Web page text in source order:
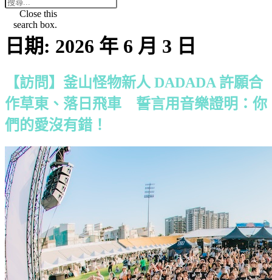
Close this
search box.
日期: 2026 年 6 月 3 日
【訪問】釜山怪物新人 DADADA 許願合
作草東、落日飛車 誓言用音樂證明：你
們的愛沒有錯！